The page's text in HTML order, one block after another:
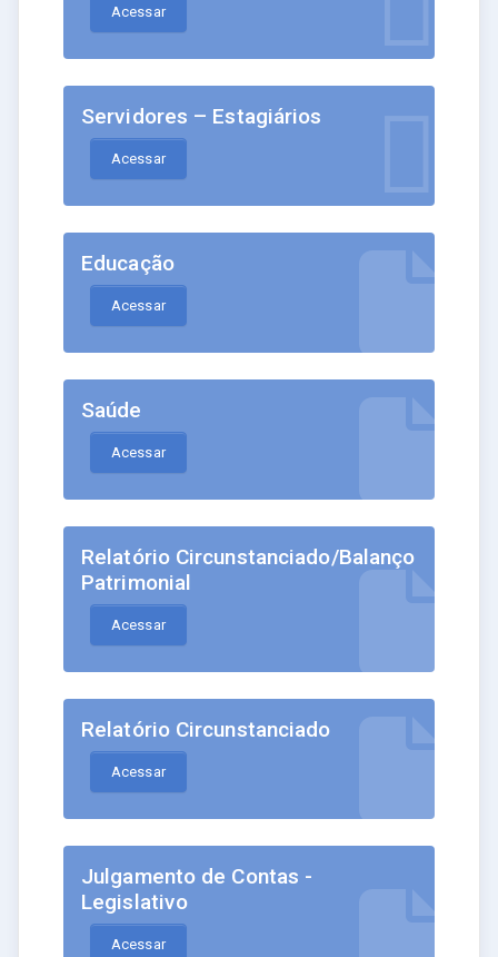
Acessar
Servidores – Estagiários
Acessar
Educação
Acessar
Saúde
Acessar
Relatório Circunstanciado/Balanço
Patrimonial
Acessar
Relatório Circunstanciado
Acessar
Julgamento de Contas -
Legislativo
Acessar